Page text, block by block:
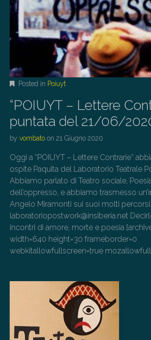
Posted in Poiuyt
“POIUYT – Lettere
puntata del 21/06/
by vombato on 21 Giugno 2020
Oggi a “POIUYT – Lettere Contrarie”
ospite Paquita del Laboratorio Teatrale
Abbiamo parlato di Teatro sociale,
dell’oppresso, e abbiamo trasmesso
Angelo Miramonti sui suoi molti percorsi.
laboratoriopostwork@insiberia.net
incontri di amore, morte e poesia
width=640 height=30 frameborder=0
webkitallowfullscreen=true